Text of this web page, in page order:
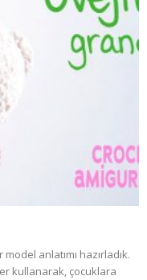
anlatımı hazırladık.
kullanarak, çocuklara